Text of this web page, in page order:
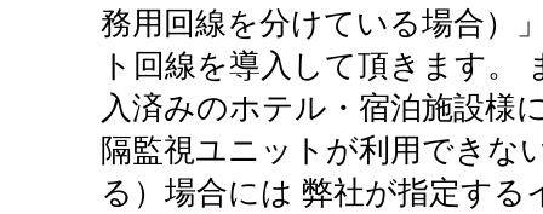
務用回線を分けている場合）
ト回線を導入して頂きます。
入済みのホテル・宿泊施設様
隔監視ユニットが利用できな
る）場合には 弊社が指定す